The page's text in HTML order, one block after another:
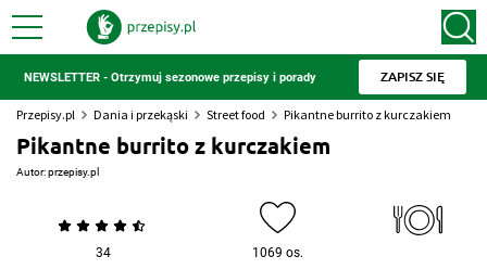
NEWSLETTER - Otrzymuj sezonowe przepisy i porady ZAPISZ SIĘ
Przepisy.pl Dania i przekąski Street food Pikantne burrito z kurczakiem
Pikantne burrito z kurczakiem
Autor:przepisy.pl
34 1069 os.